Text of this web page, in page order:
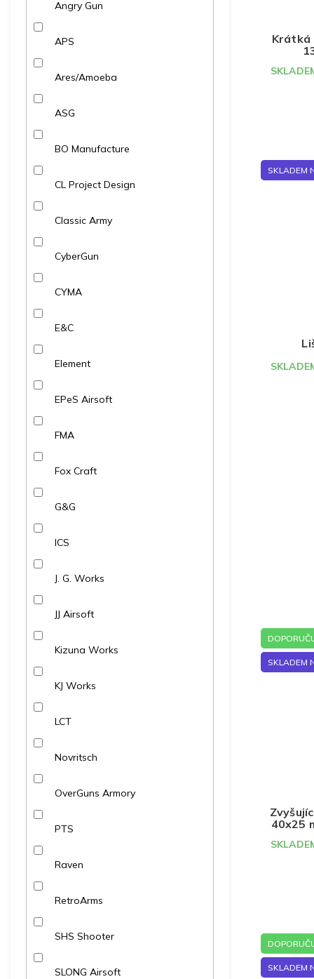
Angry Gun
APS
Ares/Amoeba
ASG
BO Manufacture
CL Project Design
Classic Army
CyberGun
CYMA
E&C
Element
EPeS Airsoft
FMA
Fox Craft
G&G
ICS
J. G. Works
JJ Airsoft
Kizuna Works
KJ Works
LCT
Novritsch
OverGuns Armory
PTS
Raven
RetroArms
SHS Shooter
SLONG Airsoft
Krátká
SKLADEM
SKLADEM
40x25
SKLADEM